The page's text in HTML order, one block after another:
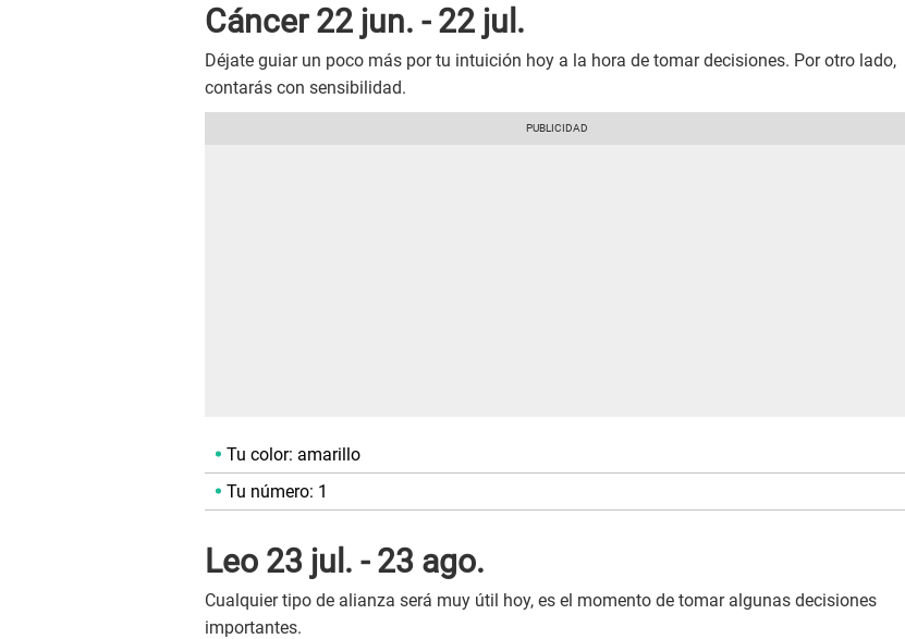
Cáncer 22 jun. - 22 jul.
Déjate guiar un poco más por tu intuición hoy a la hora de tomar decisiones. Por otro lado,
contarás con sensibilidad.
Tu color: amarillo
Tu número: 1
Leo 23 jul. - 23 ago.
Cualquier tipo de alianza será muy útil hoy, es el momento de tomar algunas decisiones
importantes.